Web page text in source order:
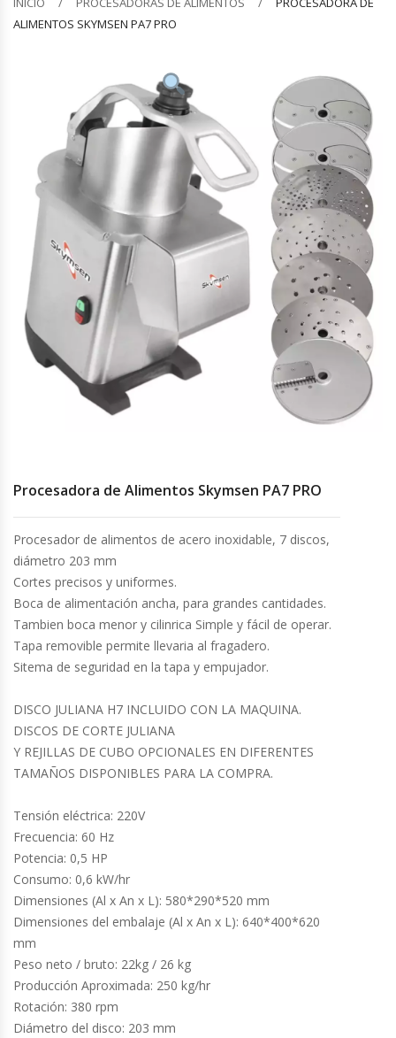
Barquilleras
Bolsas De Sellado Al Vacío
Cafeteras
Calentadores De Platos
Cámaras Fermentadoras
Campanas Industriales
Carros Bandejeros
Cocedoras De Pastas
Encimeras Eléctricas
Congeladores Verticales
Coolers / Visicoolers
Cortadoras De Fiambre
Cortadoras De Huesos
Dispensadores De Salsas
Embutidoras
Exhibidoras De Productos Calientes
Expendedoras De Jugo
ALIMENTOS SKYMSEN PA7 PRO
Procesadora de Alimentos Skymsen PA7 PRO
Procesador de alimentos de acero inoxidable, 7 discos,
diámetro 203 mm
Cortes precisos y uniformes.
Boca de alimentación ancha, para grandes cantidades.
Tambien boca menor y cilinrica Simple y fácil de operar.
Tapa removible permite llevaria al fragadero.
Sitema de seguridad en la tapa y empujador.
DISCO JULIANA H7 INCLUIDO CON LA MAQUINA.
DISCOS DE CORTE JULIANA
Y REJILLAS DE CUBO OPCIONALES EN DIFERENTES
TAMAÑOS DISPONIBLES PARA LA COMPRA.
Tensión eléctrica: 220V
Frecuencia: 60 Hz
Potencia: 0,5 HP
Consumo: 0,6 kW/hr
Dimensiones (Al x An x L): 580*290*520 mm
Dimensiones del embalaje (Al x An x L): 640*400*620
mm
Peso neto / bruto: 22kg / 26 kg
Producción Aproximada: 250 kg/hr
Rotación: 380 rpm
Diámetro del disco: 203 mm